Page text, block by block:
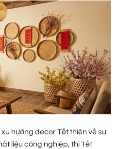
hướng decor Tết thiên về sự
liệu công nghiệp, thì Tết